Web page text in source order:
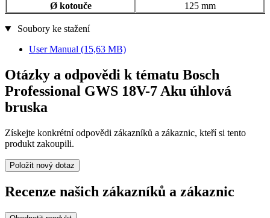
Ø kotouče
125 mm
Soubory ke stažení
User Manual (15,63 MB)
Otázky a odpovědi k tématu Bosch
Professional GWS 18V-7 Aku úhlová
bruska
Získejte konkrétní odpovědi zákazníků a zákaznic, kteří si tento
produkt zakoupili.
Položit nový dotaz
Recenze našich zákazníků a zákaznic